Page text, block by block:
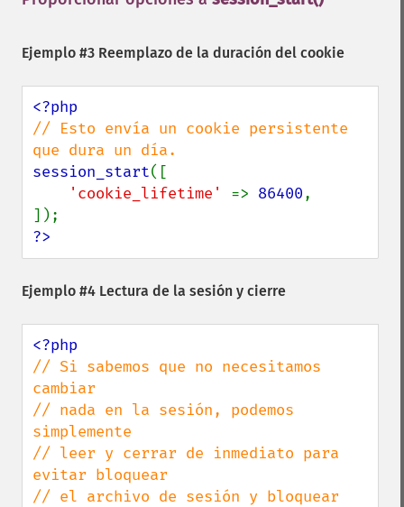
Ejemplo #3 Reemplazo de la duración del cookie
// Esto envía un cookie persistente
session_start([
'cookie_lifetime' => 86400,
?>
Ejemplo #4 Lectura de la sesión y cierre
// Si sabemos que no necesitamos
cambiar
// nada en la sesión, podemos
simplemente
// leer y cerrar de inmediato para
evitar bloquear
// el archivo de sesión y bloquear